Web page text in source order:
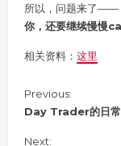
所以，问题来了——
你，还要继续慢慢
相关资料： 这里
C
o
t
Previous:
Day Trader的日常
Next: